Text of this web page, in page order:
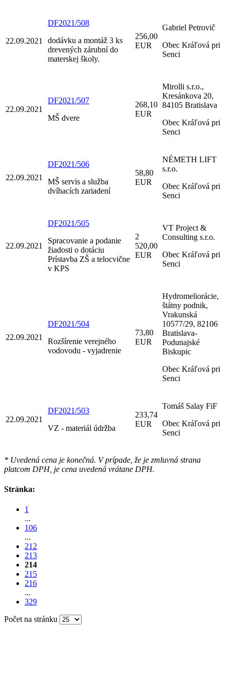
22.09.2021
DF2021/508
dodávku a montáž 3 ks
drevených zárubní do
materskej školy.
256,00
EUR
Gabriel Petrovič
Obec Kráľová pri
Senci
22.09.2021
DF2021/507
MŠ dvere
268,10
EUR
Mirolli s.r.o.,
Kresánkova 20,
84105 Bratislava
Obec Kráľová pri
Senci
22.09.2021
DF2021/506
MŠ servis a služba
dvíhacích zariadení
58,80
EUR
NÉMETH LIFT
s.r.o.
Obec Kráľová pri
Senci
22.09.2021
DF2021/505
Spracovanie a podanie
žiadosti o dotáciu
Prístavba ZŠ a telocvične
v KPS
2
520,00
EUR
VT Project &
Consulting s.r.o.
Obec Kráľová pri
Senci
22.09.2021
DF2021/504
Rozšírenie verejného
vodovodu - vyjadrenie
73,80
EUR
Hydromeliorácie,
štátny podnik,
Vrakunská
10577/29, 82106
Bratislava-
Podunajské
Biskupic
Obec Kráľová pri
Senci
22.09.2021
DF2021/503
VZ - materiál údržba
233,74
EUR
Tomáš Salay FiF
Obec Kráľová pri
Senci
* Uvedená cena je konečná. V prípade, že je zmluvná strana
platcom DPH, je cena uvedená vrátane DPH.
Stránka:
1
...
106
...
212
213
214
215
216
...
329
Počet na stránku